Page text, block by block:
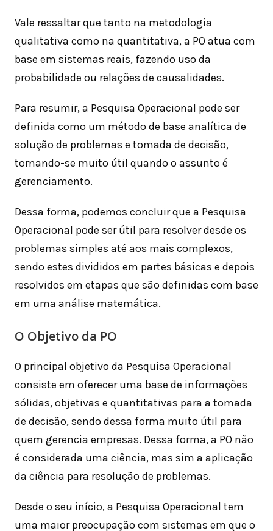
Vale ressaltar que tanto na metodologia
qualitativa como na quantitativa, a PO atua com
base em sistemas reais, fazendo uso da
probabilidade ou relações de causalidades.
Para resumir, a Pesquisa Operacional pode ser
definida como um método de base analítica de
solução de problemas e tomada de decisão,
tornando-se muito útil quando o assunto é
gerenciamento.
Dessa forma, podemos concluir que a Pesquisa
Operacional pode ser útil para resolver desde os
problemas simples até aos mais complexos,
sendo estes divididos em partes básicas e depois
resolvidos em etapas que são definidas com base
em uma análise matemática.
O Objetivo da PO
O principal objetivo da Pesquisa Operacional
consiste em oferecer uma base de informações
sólidas, objetivas e quantitativas para a tomada
de decisão, sendo dessa forma muito útil para
quem gerencia empresas. Dessa forma, a PO não
é considerada uma ciência, mas sim a aplicação
da ciência para resolução de problemas.
Desde o seu início, a Pesquisa Operacional tem
uma maior preocupação com sistemas em que o